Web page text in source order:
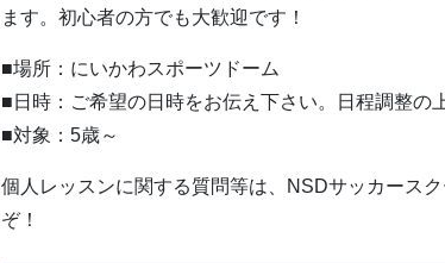
ます。初心者の方でも大歓迎です！
■場所：にいかわスポーツドーム
■日時：ご希望の日時をお伝え下さい。日程調整の
■対象：5歳～
個人レッスンに関する質問等は、NSDサッカース
ぞ！